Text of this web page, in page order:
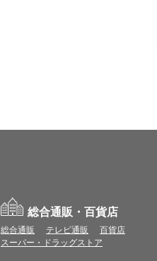
総合通販・百貨店
総合通販 テレビ通販
百貨店
スーパー・ドラッグストア